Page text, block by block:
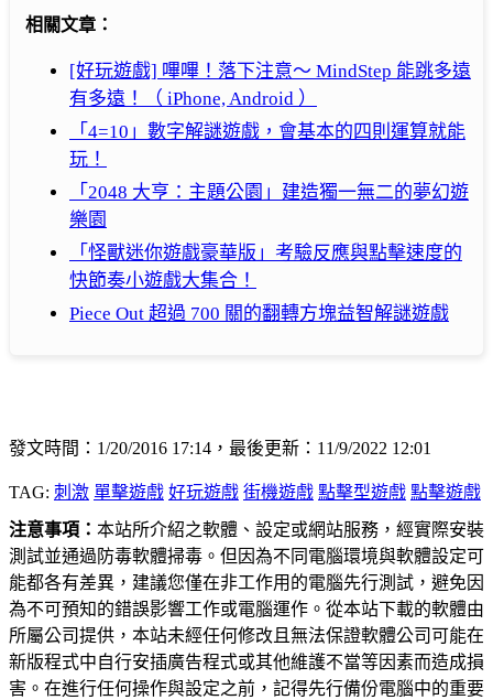
相關文章：
[好玩遊戲] 嗶嗶！落下注意～ MindStep 能跳多遠
有多遠！（ iPhone, Android ）
「4=10」數字解謎遊戲，會基本的四則運算就能
玩！
「2048 大亨：主題公園」建造獨一無二的夢幻遊
樂園
「怪獸迷你遊戲豪華版」考驗反應與點擊速度的
快節奏小遊戲大集合！
Piece Out 超過 700 關的翻轉方塊益智解謎遊戲
發文時間：1/20/2016 17:14，最後更新：11/9/2022 12:01
TAG: 刺激 單擊遊戲 好玩遊戲 街機遊戲 點擊型遊戲 點擊遊戲
注意事項： 本站所介紹之軟體、設定或網站服務，經實際安裝
測試並通過防毒軟體掃毒。但因為不同電腦環境與軟體設定可
能都各有差異，建議您僅在非工作用的電腦先行測試，避免因
為不可預知的錯誤影響工作或電腦運作。從本站下載的軟體由
所屬公司提供，本站未經任何修改且無法保證軟體公司可能在
新版程式中自行安插廣告程式或其他維護不當等因素而造成損
害。在進行任何操作與設定之前，記得先行備份電腦中的重要